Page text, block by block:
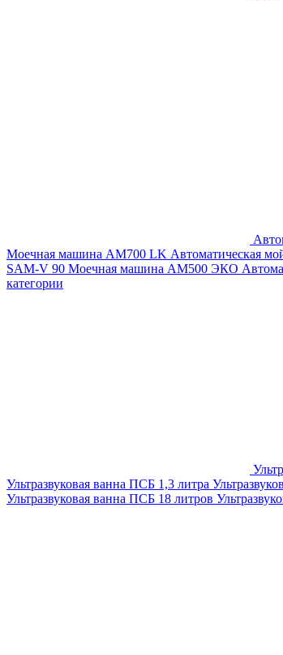
Моечная машина AM700 LK Автоматическая
SAM-V 90 Моечная машина АМ500 ЭКО
категории
Ультразвуковая ванна ПСБ 1,3 литра
Ультразвуковая ванна ПСБ 18 литров